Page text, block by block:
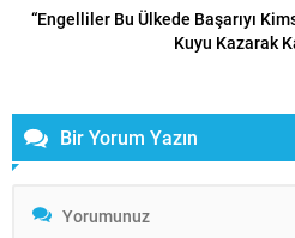
“Engelliler Bu Ülkede Başarıyı
Kuyu Kazarak
Bir Yorum Yazın